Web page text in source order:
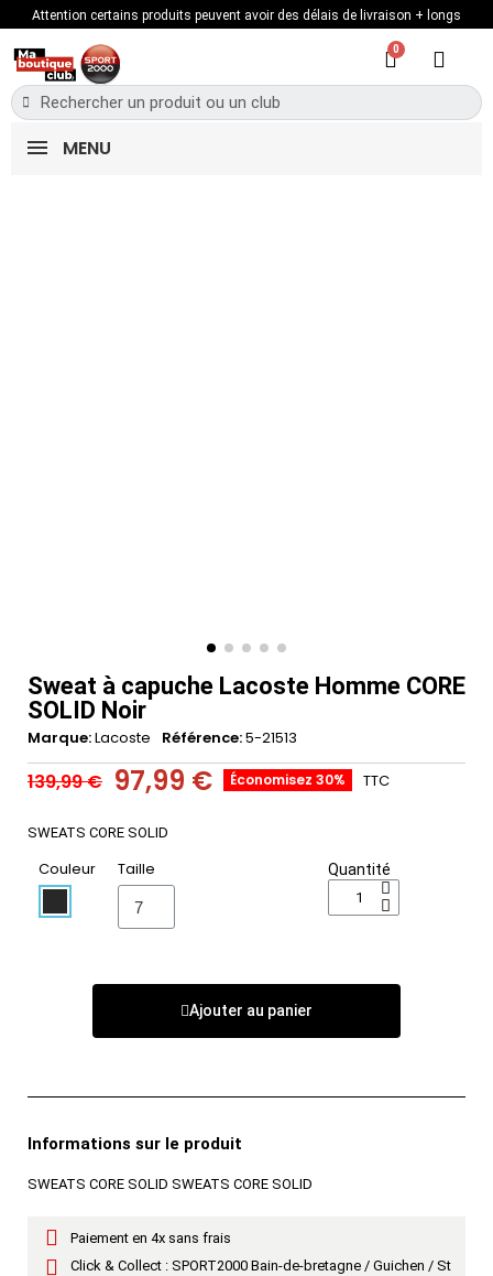
Attention certains produits peuvent avoir des délais de livraison + longs
MENU
Sweat à capuche Lacoste Homme CORE
SOLID Noir
Marque Lacoste Référence 5-21513
139,99 € 97,99 € Économisez 30% TTC
SWEATS CORE SOLID
Couleur Taille Quantité
Ajouter au panier
Informations sur le produit
SWEATS CORE SOLID SWEATS CORE SOLID
Paiement en 4x sans frais
Click & Collect : SPORT2000 Bain-de-bretagne / Guichen / St